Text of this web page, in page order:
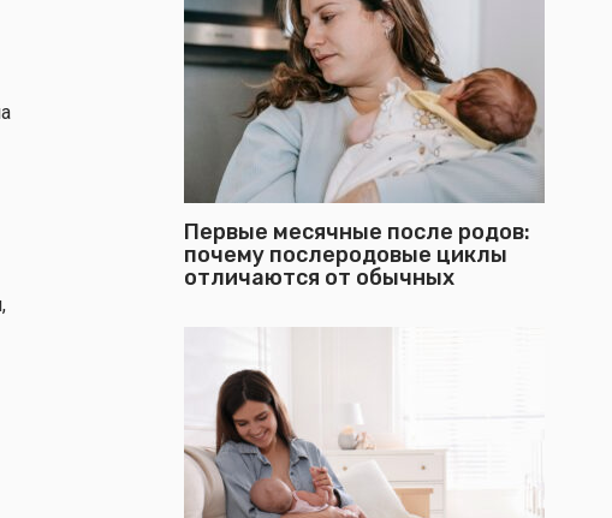
Первые месячные после родов:
почему послеродовые циклы
отличаются от обычных